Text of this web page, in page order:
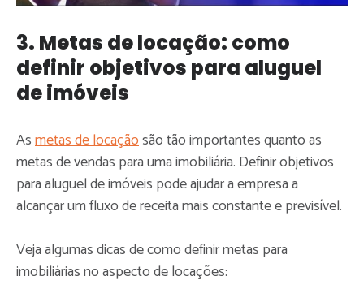
3. Metas de locação: como
definir objetivos para aluguel
de imóveis
Asmetas de locaçãosão tão importantes quanto as
metas de vendas para uma imobiliária. Definir objetivos
para aluguel de imóveis pode ajudar a empresa a
alcançar um fluxo de receita mais constante e previsível.
Veja algumas dicas de como definir metas para
imobiliárias no aspecto de locações: